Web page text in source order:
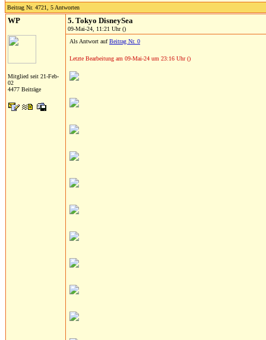
Beitrag Nr. 4721, 5 Antworten
WP
Mitglied seit 21-Feb-
02
4477 Beiträge
5. Tokyo DisneySea
09-Mai-24, 11:21 Uhr ()
Als Antwort aufBeitrag Nr. 0
Letzte Bearbeitung am 09-Mai-24 um 23:16 Uhr ()